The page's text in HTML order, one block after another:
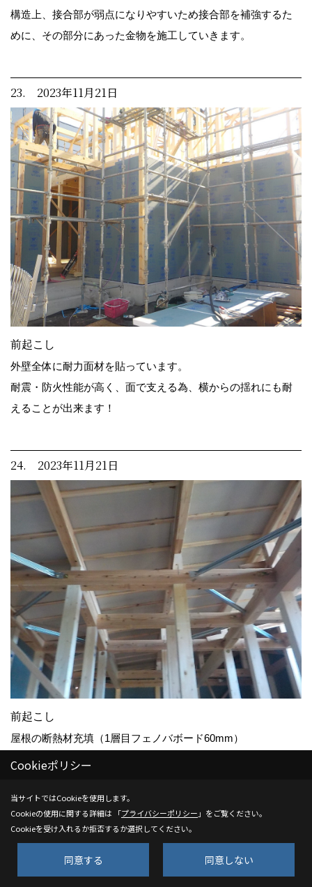
構造上、接合部が弱点になりやすいため接合部を補強するた
めに、その部分にあった金物を施工していきます。
23. 2023年11月21日
前起こし
外壁全体に耐力面材を貼っています。
耐震・防火性能が高く、面で支える為、横からの揺れにも耐
えることが出来ます！
24. 2023年11月21日
前起こし
屋根の断熱材充填（1層目フェノバボード60mm）
25. 2023年11月21日
Cookieポリシー
当サイトではCookieを使用します。
Cookieの使用に関する詳細は 「プライバシーポリシー 」をご覧ください。
Cookieを受け入れるか拒否するか選択してください。
同意する 同意しない